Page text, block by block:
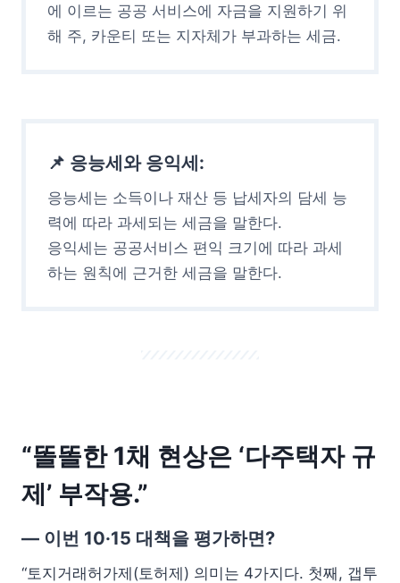
에 이르는 공공 서비스에 자금을 지원하기 위
해 주, 카운티 또는 지자체가 부과하는 세금.
📌 응능세와 응익세:
응능세는 소득이나 재산 등 납세자의 담세 능
력에 따라 과세되는 세금을 말한다.
응익세는 공공서비스 편익 크기에 따라 과세
하는 원칙에 근거한 세금을 말한다.
“똘똘한 1채 현상은 ‘다주택자 규
제’ 부작용.”
— 이번 10·15 대책을 평가하면?
“토지거래허가제(토허제) 의미는 4가지다. 첫째, 갭투